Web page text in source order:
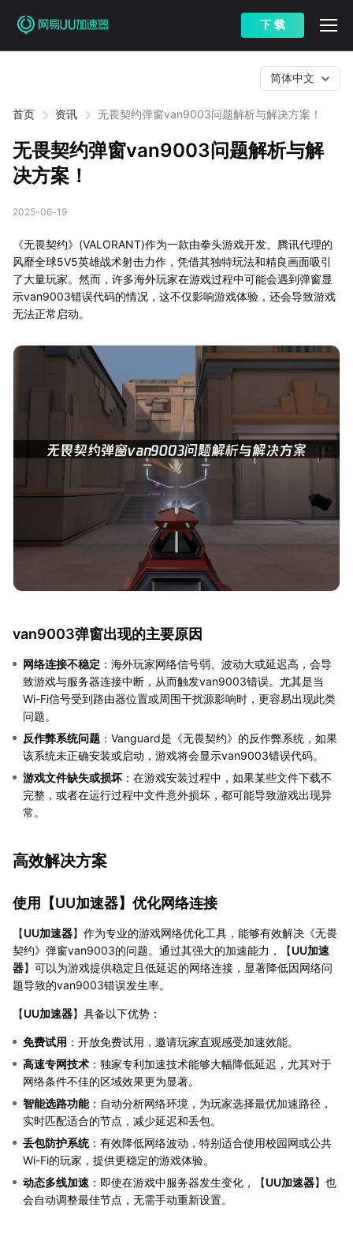
下 载
首页 资讯 无畏契约弹窗van9003问题解析与解决方案！
简体中文
无畏契约弹窗van9003问题解析与解
决方案！
2025-06-19
《无畏契约》(VALORANT)作为一款由拳头游戏开发、腾讯代理的
风靡全球5V5英雄战术射击力作，凭借其独特玩法和精良画面吸引
了大量玩家。然而，许多海外玩家在游戏过程中可能会遇到弹窗显
示van9003错误代码的情况，这不仅影响游戏体验，还会导致游戏
无法正常启动。
van9003弹窗出现的主要原因
网络连接不稳定 ：海外玩家网络信号弱、波动大或延迟高，会导
致游戏与服务器连接中断，从而触发van9003错误。尤其是当
Wi-Fi信号受到路由器位置或周围干扰源影响时，更容易出现此类
问题。
反作弊系统问题 ：Vanguard是《无畏契约》的反作弊系统，如果
该系统未正确安装或启动，游戏将会显示van9003错误代码。
游戏文件缺失或损坏 ：在游戏安装过程中，如果某些文件下载不
完整，或者在运行过程中文件意外损坏，都可能导致游戏出现异
常。
高效解决方案
使用【UU加速器】优化网络连接
【UU加速器】作为专业的游戏网络优化工具，能够有效解决《无畏
契约》弹窗van9003的问题。通过其强大的加速能力，【UU加速
器】可以为游戏提供稳定且低延迟的网络连接，显著降低因网络问
题导致的van9003错误发生率。
【UU加速器】具备以下优势：
免费试用 ：开放免费试用，邀请玩家直观感受加速效能。
高速专网技术 ：独家专利加速技术能够大幅降低延迟，尤其对于
网络条件不佳的区域效果更为显著。
智能选路功能：自动分析网络环境，为玩家选择最优加速路径，
实时匹配适合的节点，减少延迟和丢包。
丢包防护系统：有效降低网络波动，特别适合使用校园网或公共
Wi-Fi的玩家，提供更稳定的游戏体验。
动态多线加速 ：即使在游戏中服务器发生变化，【UU加速器】也
会自动调整最佳节点，无需手动重新设置。